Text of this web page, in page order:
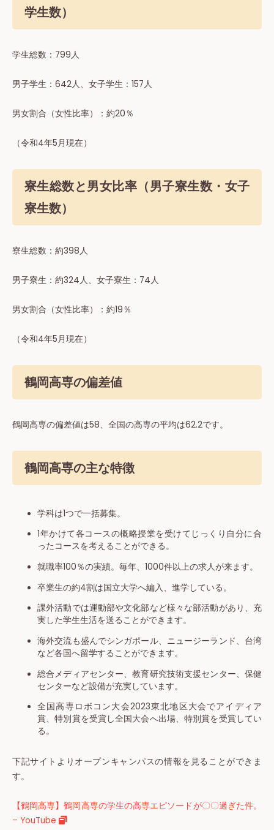
学生数）
学⽣総数：799⼈
男⼦学⽣：642⼈、⼥⼦学⽣：157⼈
男⼥割合（女性⽐率）：約20％
（令和4年5月現在）
寮生総数と男女比率（男子寮生数・女子
寮生数）
寮⽣総数：約398⼈
男⼦寮⽣：約324⼈、⼥⼦寮⽣：74⼈
男⼥割合（女性⽐率）：約19％
（令和4年5月現在）
鶴岡高専の偏差値
鶴岡高専の偏差値は58、全国の高専の平均は62.2です。
鶴岡高専の主な特徴
学科は1つで一括募集。
1年かけて各コースの概略授業を受けてじっくり自分に合
ったコースを考えることができる。
就職率100％の実績。毎年、1000件以上の求人が来ます。
卒業生の約4割は国立大学へ編入、進学している。
課外活動では運動部や文化部など様々な部活動があり、充
実した学生生活を送ることができます。
海外交流も盛んでシンガポール、ニュージーランド、台湾
など各国へ留学することができます。
総合メディアセンター、教育研究技術支援センター、保健
センターなど設備が充実しています。
全国高専ロボコン大会2023東北地区大会でアイディア
賞、特別賞を受賞し全国大会へ出場、特別賞を受賞してい
る。
下記サイトよりオープンキャンパスの情報を見ることができま
す。
【鶴岡高専】鶴岡高専の学生の高専エピソードが〇〇過ぎた件。
– YouTube